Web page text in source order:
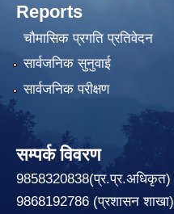
Reports
चौमासिक प्रगति प्रतिवेदन
सार्वजनिक सुनुवाई
सार्वजनिक परीक्षण
सम्पर्क विवरण
9858320838(प्र.प्र.अधिकृत)
9868192786 (प्रशासन शाखा)